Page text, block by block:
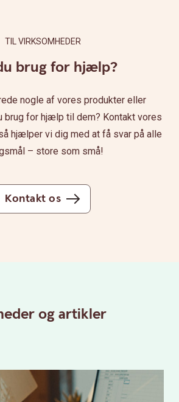
TIL VIRKSOMHEDER
brug for hjælp?
nogle af vores produkter eller
brug for hjælp til dem? Kontakt vores
hjælper vi dig med at få svar på alle
– store som små!
Kontakt os
og artikler